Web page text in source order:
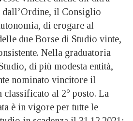
dall’Ordine, il Consiglio
di erogare al
due Borse di Studio vinte,
Nella graduatoria
di più modesta entità,
nominato vincitore il
classificato al 2° posto. La
è in vigore per tutte le